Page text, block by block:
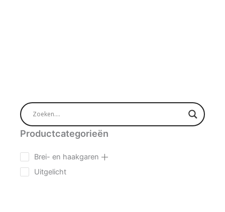
Productcategorieën
Brei- en haakgaren
Uitgelicht